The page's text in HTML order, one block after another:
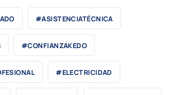
#ASISTENCIATÉCNICA
#CONFIANZAKEDO
#ELECTRICIDAD